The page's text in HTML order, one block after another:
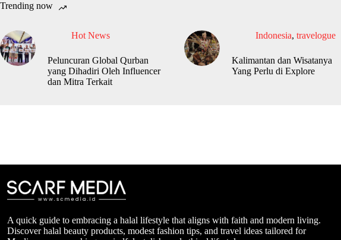
Trending now
Hot News
Peluncuran Global Qurban
yang Dihadiri Oleh Influencer
dan Mitra Terkait
Indonesia, travelogue
Kalimantan dan Wisatanya
Yang Perlu di Explore
A quick guide to embracing a halal lifestyle that aligns with faith and modern living.
Discover halal beauty products, modest fashion tips, and travel ideas tailored for